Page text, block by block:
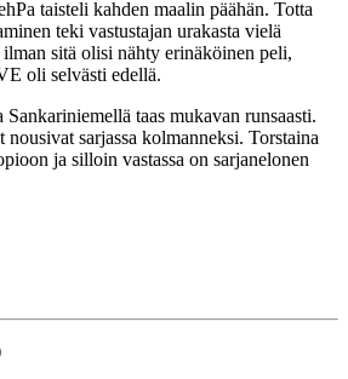
taisteli kahden maalin päähän. Totta
teki vastustajan urakasta vielä
sitä olisi nähty erinäköinen peli,
oli selvästi edellä.
taas mukavan runsaasti.
sarjassa kolmanneksi. Torstaina
ja silloin vastassa on sarjanelonen